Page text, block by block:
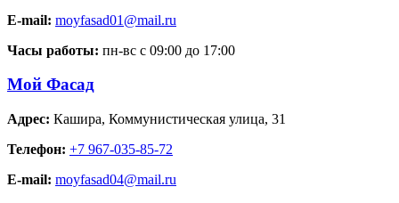
E-mail: moyfasad01@mail.ru
Часы работы: пн-вс с 09:00 до 17:00
Мой Фасад
Адрес: Кашира, Коммунистическая улица, 31
Телефон: +7 967-035-85-72
E-mail: moyfasad04@mail.ru